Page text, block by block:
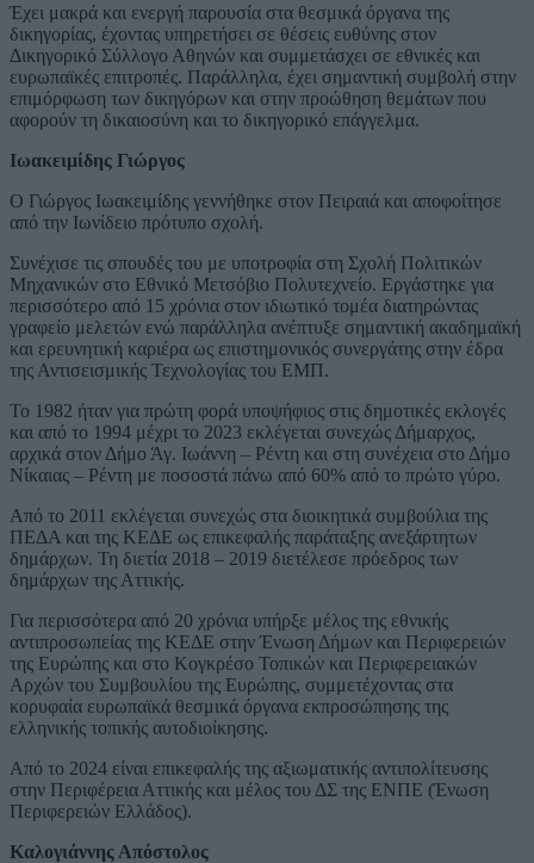
Έχει μακρά και ενεργή παρουσία στα θεσμικά όργανα της
δικηγορίας, έχοντας υπηρετήσει σε θέσεις ευθύνης στον
Δικηγορικό Σύλλογο Αθηνών και συμμετάσχει σε εθνικές και
ευρωπαϊκές επιτροπές. Παράλληλα, έχει σημαντική συμβολή στην
επιμόρφωση των δικηγόρων και στην προώθηση θεμάτων που
αφορούν τη δικαιοσύνη και το δικηγορικό επάγγελμα.
Ιωακειμίδης Γιώργος
Ο Γιώργος Ιωακειμίδης γεννήθηκε στον Πειραιά και αποφοίτησε
από την Ιωνίδειο πρότυπο σχολή.
Συνέχισε τις σπουδές του με υποτροφία στη Σχολή Πολιτικών
Μηχανικών στο Εθνικό Μετσόβιο Πολυτεχνείο. Εργάστηκε για
περισσότερο από 15 χρόνια στον ιδιωτικό τομέα διατηρώντας
γραφείο μελετών ενώ παράλληλα ανέπτυξε σημαντική ακαδημαϊκή
και ερευνητική καριέρα ως επιστημονικός συνεργάτης στην έδρα
της Αντισεισμικής Τεχνολογίας του ΕΜΠ.
Το 1982 ήταν για πρώτη φορά υποψήφιος στις δημοτικές εκλογές
και από το 1994 μέχρι το 2023 εκλέγεται συνεχώς Δήμαρχος,
αρχικά στον Δήμο Άγ. Ιωάννη – Ρέντη και στη συνέχεια στο Δήμο
Νίκαιας – Ρέντη με ποσοστά πάνω από 60% από το πρώτο γύρο.
Από το 2011 εκλέγεται συνεχώς στα διοικητικά συμβούλια της
ΠΕΔΑ και της ΚΕΔΕ ως επικεφαλής παράταξης ανεξάρτητων
δημάρχων. Τη διετία 2018 – 2019 διετέλεσε πρόεδρος των
δημάρχων της Αττικής.
Για περισσότερα από 20 χρόνια υπήρξε μέλος της εθνικής
αντιπροσωπείας της ΚΕΔΕ στην Ένωση Δήμων και Περιφερειών
της Ευρώπης και στο Κογκρέσο Τοπικών και Περιφερειακών
Αρχών του Συμβουλίου της Ευρώπης, συμμετέχοντας στα
κορυφαία ευρωπαϊκά θεσμικά όργανα εκπροσώπησης της
ελληνικής τοπικής αυτοδιοίκησης.
Από το 2024 είναι επικεφαλής της αξιωματικής αντιπολίτευσης
στην Περιφέρεια Αττικής και μέλος του ΔΣ της ΕΝΠΕ (Ένωση
Περιφερειών Ελλάδος).
Καλογιάννης Απόστολος